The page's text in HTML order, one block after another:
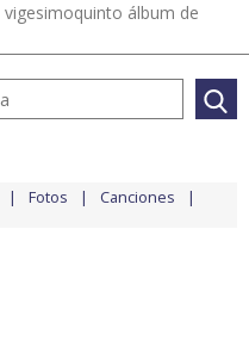
álbum de
Fotos Canciones